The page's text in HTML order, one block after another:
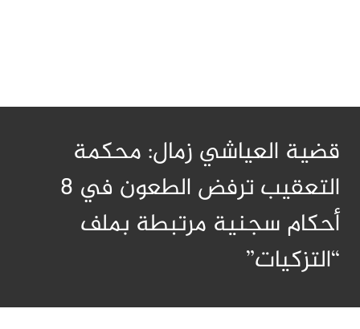
قضية العياشي زمال: محكمة
التعقيب ترفض الطعون في 8
أحكام سجنية مرتبطة بملف
“التزكيات”